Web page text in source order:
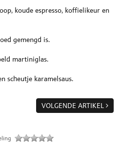
koude espresso, koffielikeur en
gemengd is.
martiniglas.
scheutje karamelsaus.
VOLGENDE ARTIKEL